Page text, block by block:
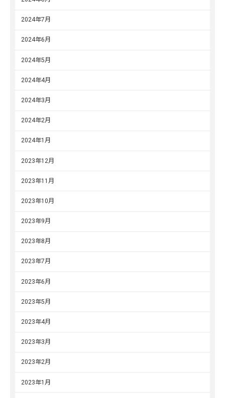
2024年7月
2024年6月
2024年5月
2024年4月
2024年3月
2024年2月
2024年1月
2023年12月
2023年11月
2023年10月
2023年9月
2023年8月
2023年7月
2023年6月
2023年5月
2023年4月
2023年3月
2023年2月
2023年1月